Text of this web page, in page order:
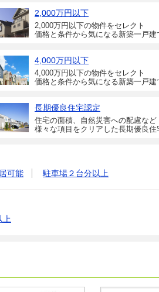
2,000万円以下
2,000万円以下の物件をセレクト
価格と条件から気になる新築一戸建
4,000万円以下
4,000万円以下の物件をセレクト
価格と条件から気になる新築一戸建
長期優良住宅認定
住宅の面積、自然災害への配慮など
様々な項目をクリアした長期優良住
可能 駐車場２台分以上
上